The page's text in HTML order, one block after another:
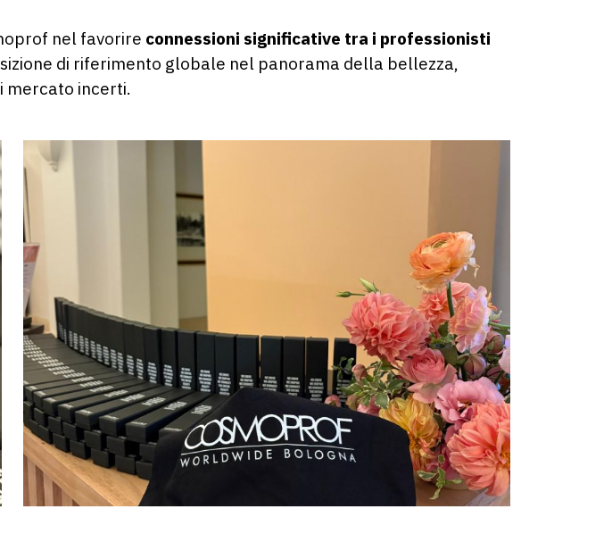
nel favorire connessioni significative tra i professionisti
di riferimento globale nel panorama della bellezza,
mercato incerti.